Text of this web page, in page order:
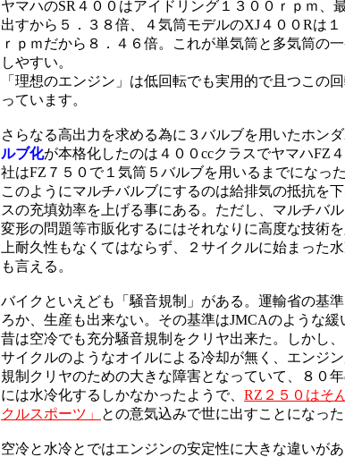
ヤマハのSR４００はアイドリング１３００ｒｐｍ、
出すから５．３８倍、４気筒モデルのXJ４００Rは
ｒｐｍだから８．４６倍。これが単気筒と多気筒の
しやすい。
「理想のエンジン」は低回転でも実用的で且つこの
っています。
さらなる高出力を求める為に３バルブを用いたホン
ルブ化が本格化したのは４００ccクラスでヤマハFZ
社はFZ７５０で１気筒５バルブを用いるまでになった
このようにマルチバルブにするのは給排気の抵抗を
スの充填効率を上げる事にある。ただし、マルチバ
変形の問題等市販化するにはそれなりに高度な技術
上耐久性もなくてはならず、２サイクルに始まった
も言える。
バイクといえども「騒音規制」がある。運輸省の基
ろか、生産も出来ない。その基準はJMCAのような緩
昔は空冷でも充分騒音規制をクリヤ出来た。しかし
サイクルのようなオイルによる冷却が無く、エンジ
規制クリヤのための大きな障害となっていて、８０
には水冷化するしかなかったようで、 RZ２５０はそ
クルスポーツ」
との意気込みで世に出すことになった
空冷と水冷とではエンジンの安定性に大きな違いがあ